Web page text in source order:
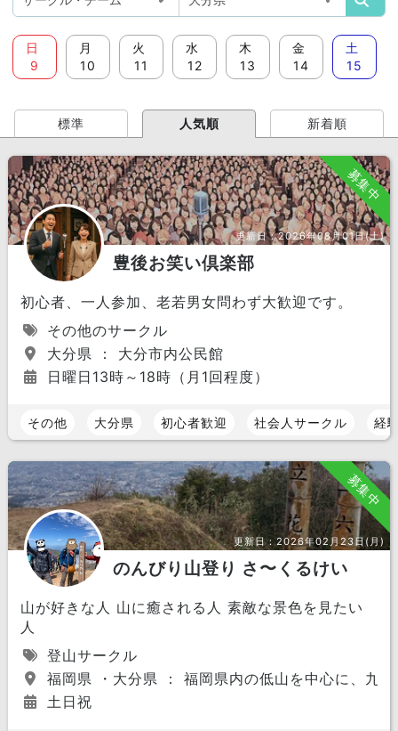
日
9
月
10
火
11
水
12
木
13
金
14
土
15
標準 人気順 新着順
募集中
更新日：2026年08月01日(土)
豊後お笑い倶楽部
初心者、一人参加、老若男女問わず大歓迎です。
その他のサークル
大分県 ： 大分市内公民館
日曜日13時～18時（月1回程度）
その他 大分県 初心者歓迎 社会人サークル 経
募集中
更新日：2026年02月23日(月)
のんびり山登り さ〜くるけい
山が好きな人 山に癒される人 素敵な景色を見たい
人
登山サークル
福岡県 ・大分県 ： 福岡県内の低山を中心に、九
土日祝